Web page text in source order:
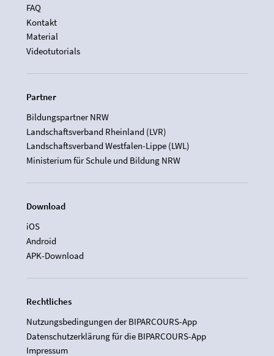
FAQ
Kontakt
Material
Videotutorials
Partner
Bildungspartner NRW
Landschaftsverband Rheinland (LVR)
Landschaftsverband Westfalen-Lippe (LWL)
Ministerium für Schule und Bildung NRW
Download
iOS
Android
APK-Download
Rechtliches
Nutzungsbedingungen der BIPARCOURS-App
Datenschutzerklärung für die BIPARCOURS-App
Impressum